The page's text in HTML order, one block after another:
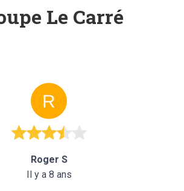
Le Carré
Roger S
Il y a 8 ans